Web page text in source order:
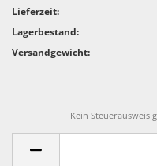
Lieferzeit:
Lagerbestand:
Versandgewicht:
Kein Steuerausweis